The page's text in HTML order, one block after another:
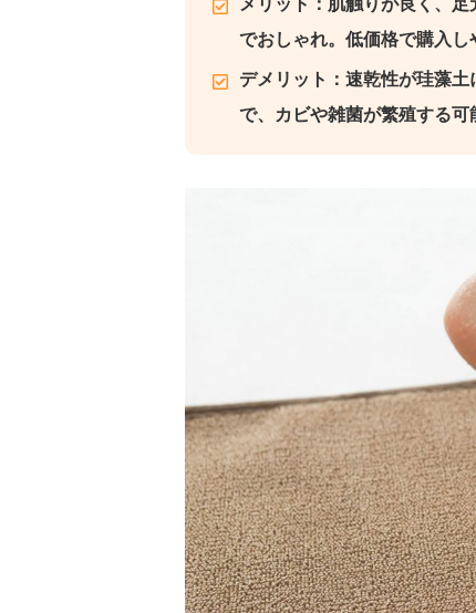
でおしゃれ。低価格で購入し
デメリット：速乾性が珪藻
で、カビや雑菌が繁殖する可